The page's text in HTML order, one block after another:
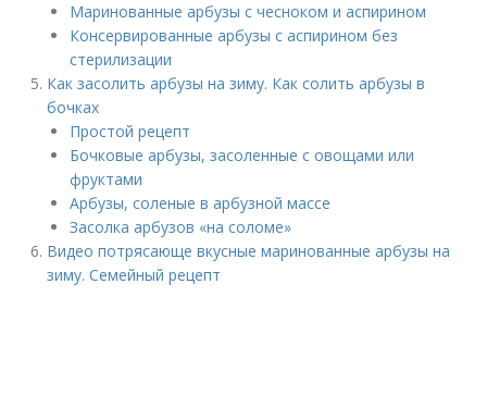
Маринованные арбузы с чесноком и аспирином
Консервированные арбузы с аспирином без
стерилизации
Как засолить арбузы на зиму. Как солить арбузы в
бочках
Простой рецепт
Бочковые арбузы, засоленные с овощами или
фруктами
Арбузы, соленые в арбузной массе
Засолка арбузов «на соломе»
Видео потрясающе вкусные маринованные арбузы на
зиму. Семейный рецепт